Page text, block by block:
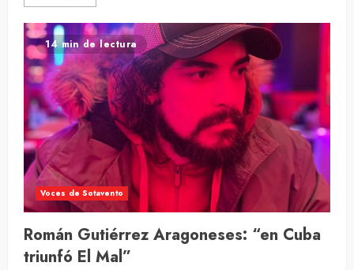
14 min de lectura
Voces de Sotavento
Román Gutiérrez Aragoneses: “en Cuba
triunfó El Mal”